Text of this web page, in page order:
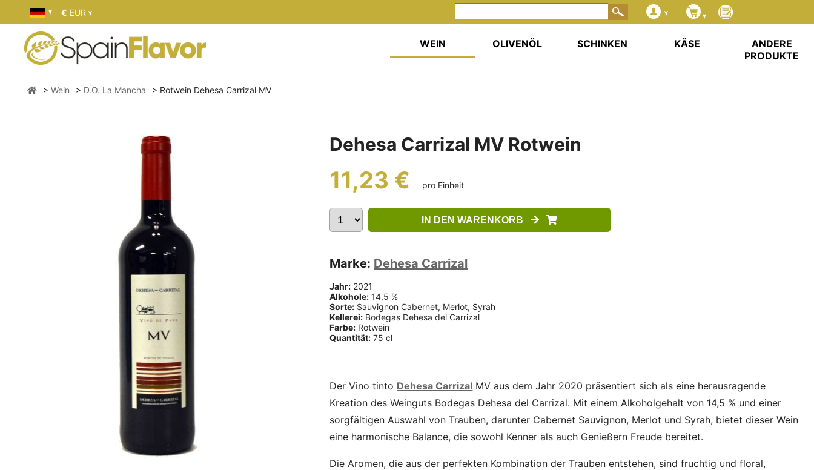
Dehesa Carrizal MV Rotwein
11,23 € pro Einheit
IN DEN WARENKORB
Marke: Dehesa Carrizal
Jahr: 2021
Alkohole: 14,5 %
Sorte: Sauvignon Cabernet, Merlot, Syrah
Kellerei: Bodegas Dehesa del Carrizal
Farbe: Rotwein
Quantität: 75 cl
Der Vino tinto Dehesa Carrizal MV aus dem Jahr 2020 präsentiert sich als eine herausragende
Kreation des Weinguts Bodegas Dehesa del Carrizal. Mit einem Alkoholgehalt von 14,5 % und einer
sorgfältigen Auswahl von Trauben, darunter Cabernet Sauvignon, Merlot und Syrah, bietet dieser Wein
eine harmonische Balance, die sowohl Kenner als auch Genießern Freude bereitet.
Die Aromen, die aus der perfekten Kombination der Trauben entstehen, sind fruchtig und floral,
€ EUR
WEIN OLIVENÖL SCHINKEN KÄSE
ANDERE
PRODUKTE
Wein D.O. La Mancha Rotwein Dehesa Carrizal MV